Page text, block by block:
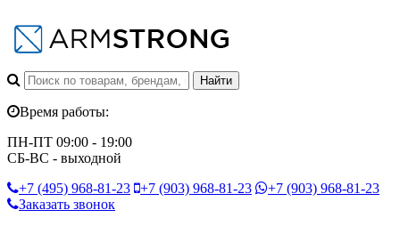
Время работы:
ПН-ПТ 09:00 - 19:00
СБ-ВС - выходной
+7 (495) 968-81-23 +7 (903) 968-81-23 +7 (903) 968-81-23
Заказать звонок